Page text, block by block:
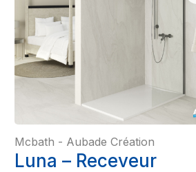
Mcbath - Aubade Création
Luna – Receveur